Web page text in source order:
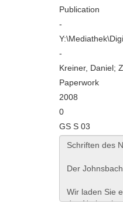
Publication
-
-
Kreiner, Daniel;
Paperwork
2008
0
GS S 03